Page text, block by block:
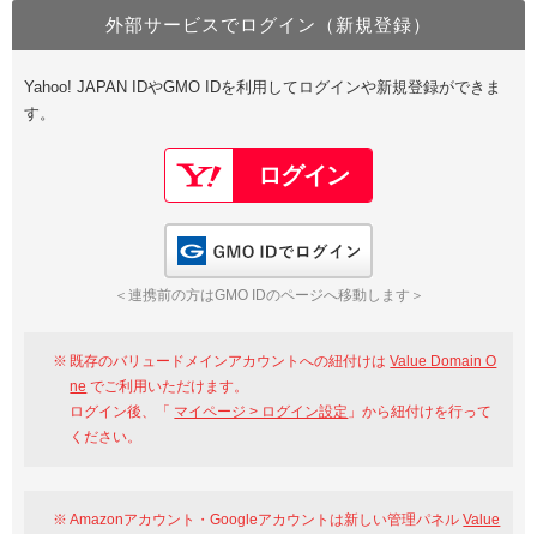
Value Domain Oneにログイン
Google
GMO ID Amazon
※AmazonはValue Domain Oneのログイン画面へ遷移します
Value Domain Oneアカウント作成
以下でも登録可能
Google Yahoo!
GMO ID
外部サービスでログイン（新規登録）
Yahoo! JAPAN IDやGMO IDを利用してログインや新規登録ができま
す。
＜連携前の方はGMO IDのページへ移動します＞
既存のバリュードメインアカウントへの紐付けはValue Domain O
ne でご利用いただけます。
ログイン後、「 マイページ > ログイン設定 」から紐付けを行って
ください。
Amazonアカウント・Googleアカウントは新しい管理パネルValue